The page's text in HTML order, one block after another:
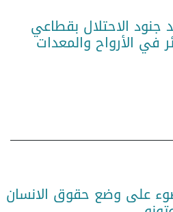
جنود الاحتلال بقطاعي
في الأرواح والمعدات
على وضع حقوق الانسان